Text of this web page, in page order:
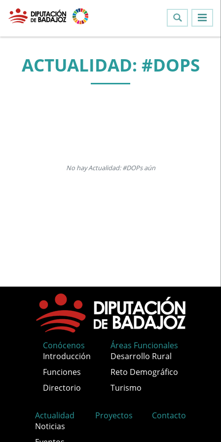
ACTUALIDAD: #DOPS
No hay Actualidad: #DOPs aún
Conócenos
Introducción
Funciones
Directorio
Áreas Funcionales
Desarrollo Rural
Reto Demográfico
Turismo
Actualidad
Noticias
Proyectos Contacto